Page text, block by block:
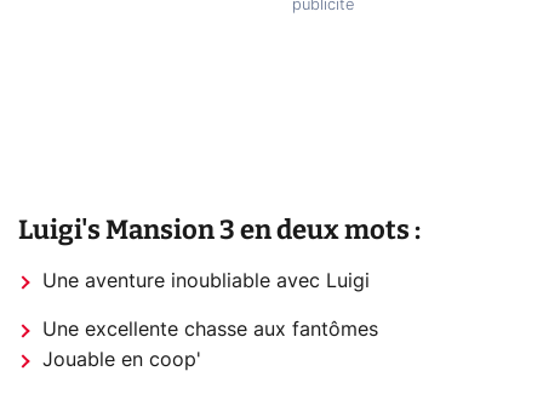
Luigi's Mansion 3 en deux mots :
Une aventure inoubliable avec Luigi
Une excellente chasse aux fantômes
Jouable en coop'